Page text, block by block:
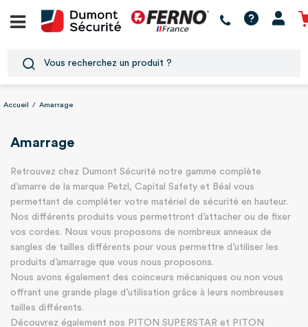
Accueil / Amarrage
Amarrage
Retrouvez chez Dumont Sécurité notre gamme complète
d’amarre de la marque Petzl, Capital Safety et Béal vous
permettant de compléter votre matériel de sécurité en hauteur.
Nos différents produits vous permettront d’attacher ou de fixer
vos cordes. Nous vous proposons de nombreux anneaux de
sangles de tailles différents pour vous permettre d’utiliser les
produits d’amarrage que vous nous proposons.
Nous avons également des coinceurs mécaniques ou non vous
offrant une grande plage d’utilisation grâce à leurs nombreuses
tailles différents.
Découvrez également nos PITON SUPERSTAR et PITON